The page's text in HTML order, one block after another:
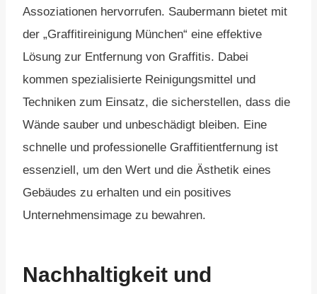
Assoziationen hervorrufen. Saubermann bietet mit
der „Graffitireinigung München“ eine effektive
Lösung zur Entfernung von Graffitis. Dabei
kommen spezialisierte Reinigungsmittel und
Techniken zum Einsatz, die sicherstellen, dass die
Wände sauber und unbeschädigt bleiben. Eine
schnelle und professionelle Graffitientfernung ist
essenziell, um den Wert und die Ästhetik eines
Gebäudes zu erhalten und ein positives
Unternehmensimage zu bewahren.
Nachhaltigkeit und